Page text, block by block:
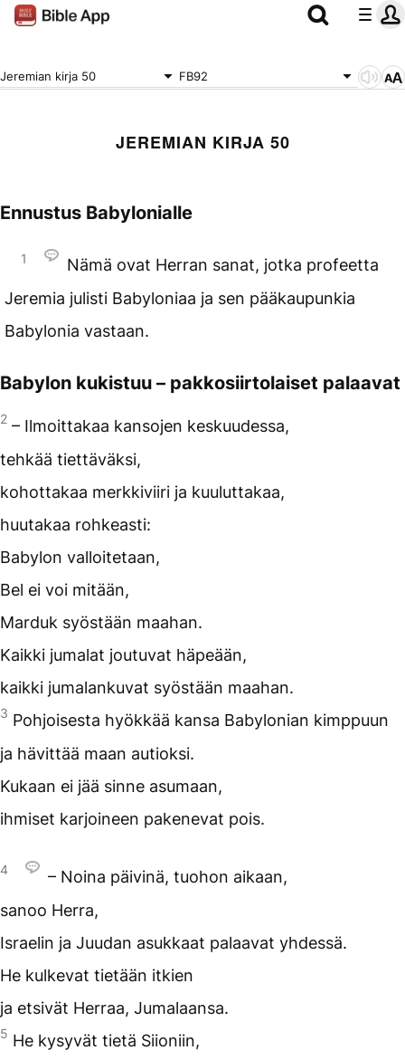
Jeremian kirja 50 FB92
JEREMIAN KIRJA 50
Ennustus Babylonialle
1
Nämä ovat Herran sanat, jotka profeetta
Jeremia julisti Babyloniaa ja sen pääkaupunkia
Babylonia vastaan.
Babylon kukistuu – pakkosiirtolaiset palaavat
2 – Ilmoittakaa kansojen keskuudessa,
tehkää tiettäväksi,
kohottakaa merkkiviiri ja kuuluttakaa,
huutakaa rohkeasti:
Babylon valloitetaan,
Bel ei voi mitään,
Marduk syöstään maahan.
Kaikki jumalat joutuvat häpeään,
kaikki jumalankuvat syöstään maahan.
3 Pohjoisesta hyökkää kansa Babylonian kimppuun
ja hävittää maan autioksi.
Kukaan ei jää sinne asumaan,
ihmiset karjoineen pakenevat pois.
4
– Noina päivinä, tuohon aikaan,
sanoo Herra,
Israelin ja Juudan asukkaat palaavat yhdessä.
He kulkevat tietään itkien
ja etsivät Herraa, Jumalaansa.
5 He kysyvät tietä Siioniin,